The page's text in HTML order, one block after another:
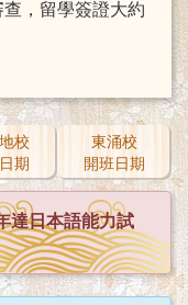
，留學簽證大約
校
期
東涌校
開班日期
達日本語能力試